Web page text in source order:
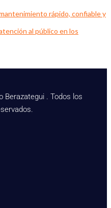
rápido, confiable y
al público en los
Berazategui . Todos los